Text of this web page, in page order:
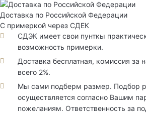
Доставка по Российской Федерации
С примеркой через СДЕК
СДЭК имеет свои пунткы
возможность примерки.
Доставка бесплатная, комиссия за
всего 2%.
Мы сами подберм размер. Подбор
осуществляется согласно Вашим
пожеланиям. Ответственность за